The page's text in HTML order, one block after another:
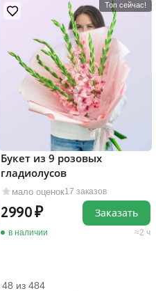
Топ сейчас!
мало оценок17 заказов
Букет из 9 розовых
гладиолусов
2990
в наличии 2 ч
Заказать
48 из 484